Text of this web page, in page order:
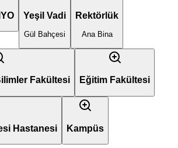
Yeşil Vadi
Gül Bahçesi
Rektörlük
Ana Bina
Fakültesi Eğitim Fakültesi
Hastanesi Kampüs